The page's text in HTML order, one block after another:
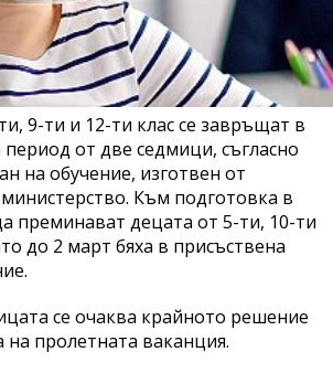
9-ти и 12-ти клас се завръщат в
период от две седмици, съгласно
на обучение, изготвен от
Към подготовка в
преминават децата от 5-ти, 10-ти
до 2 март бяха в присъствена
се очаква крайното решение
на пролетната ваканция.